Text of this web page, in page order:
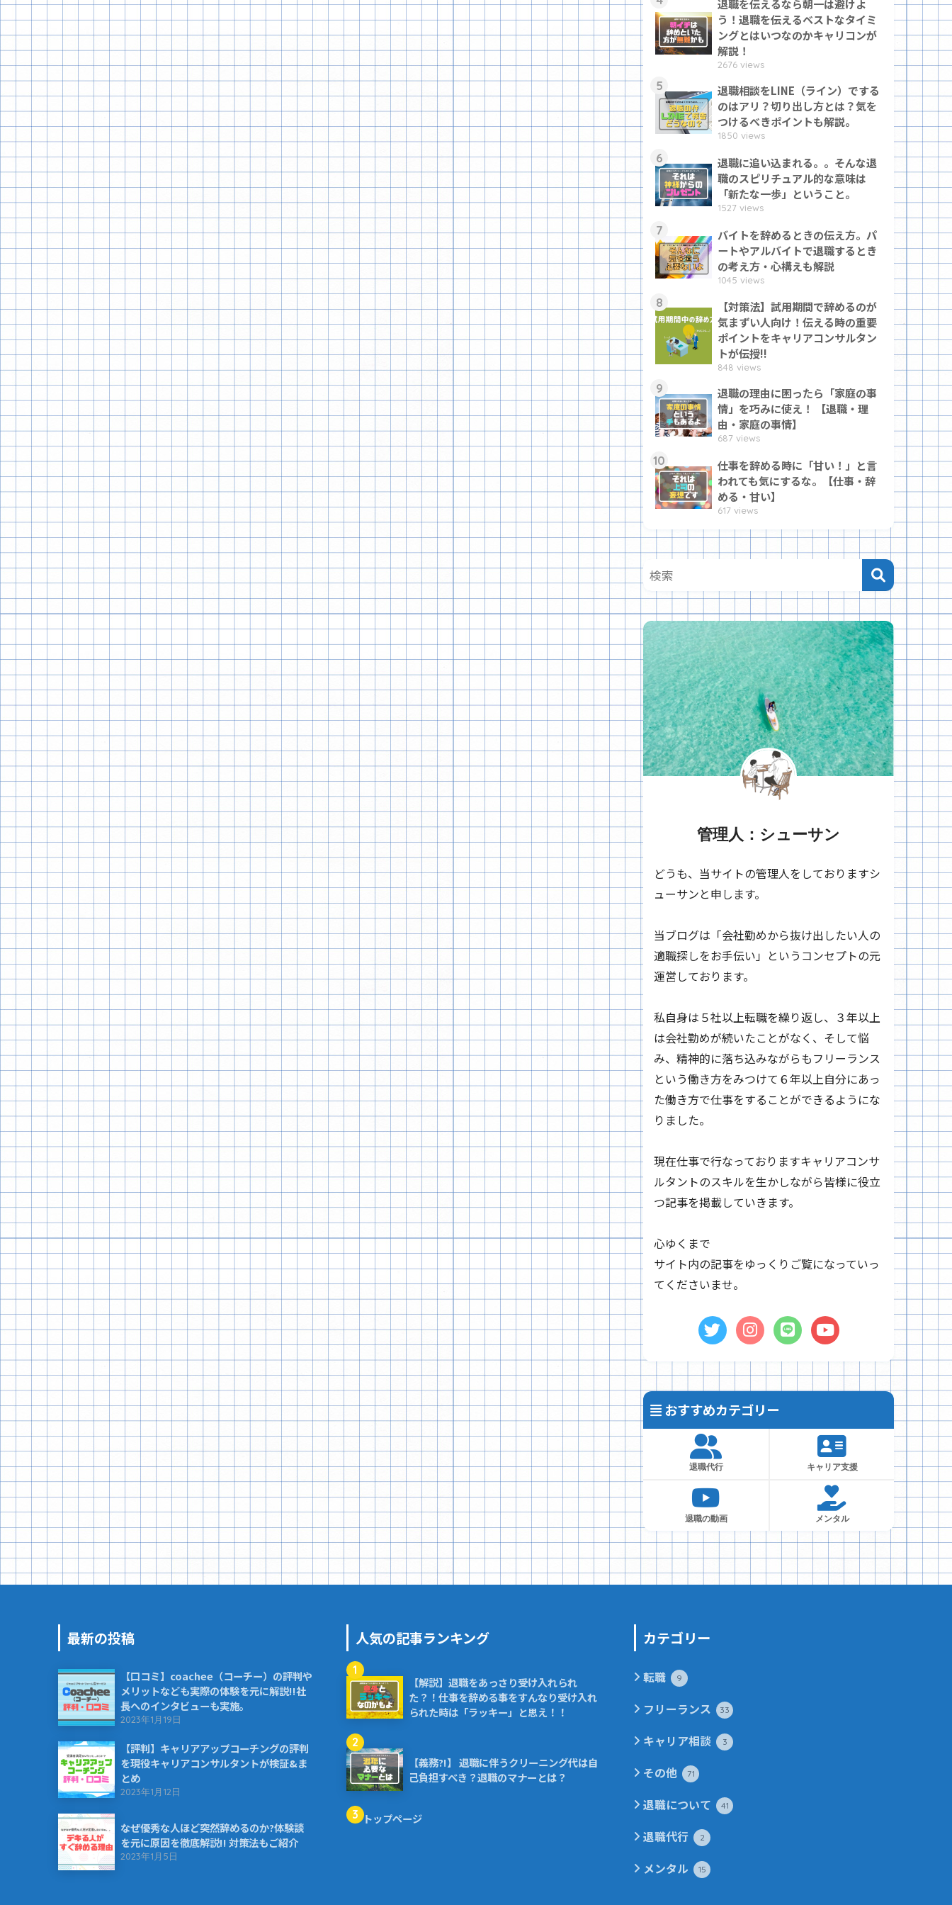
退職を伝えるなら朝一は避けよ
う！退職を伝えるベストなタイミ
ングとはいつなのかキャリコンが
解説！
2676 views
5
退職相談をLINE（ライン）でする
のはアリ？切り出し方とは？気を
つけるべきポイントも解説。
1850 views
6
退職に追い込まれる。。そんな退
職のスピリチュアル的な意味は
「新たな一歩」ということ。
1527 views
7
バイトを辞めるときの伝え方。パ
ートやアルバイトで退職するとき
の考え方・心構えも解説
1045 views
8
【対策法】試用期間で辞めるのが
気まずい人向け！伝える時の重要
ポイントをキャリアコンサルタン
トが伝授!!
848 views
9
退職の理由に困ったら「家庭の事
情」を巧みに使え！ 【退職・理
由・家庭の事情】
687 views
10
仕事を辞める時に「甘い！」と言
われても気にするな。【仕事・辞
める・甘い】
617 views
管理人：シューサン
どうも、当サイトの管理人をしておりますシ
ューサンと申します。
当ブログは「会社勤めから抜け出したい人の
適職探しをお手伝い」というコンセプトの元
運営しております。
私自身は５社以上転職を繰り返し、３年以上
は会社勤めが続いたことがなく、そして悩
み、精神的に落ち込みながらもフリーランス
という働き方をみつけて６年以上自分にあっ
た働き方で仕事をすることができるようにな
りました。
現在仕事で行なっておりますキャリアコンサ
ルタントのスキルを生かしながら皆様に役立
つ記事を掲載していきます。
心ゆくまで
サイト内の記事をゆっくりご覧になっていっ
てくださいませ。
おすすめカテゴリー
退職代行 キャリア支援
退職の動画 メンタル
最新の投稿
【口コミ】coachee（コーチー）の評判や
メリットなども実際の体験を元に解説!!社
長へのインタビューも実施。
2023年1月19日
【評判】キャリアアップコーチングの評判
を現役キャリアコンサルタントが検証&ま
とめ
2023年1月12日
なぜ優秀な人ほど突然辞めるのか?体験談
を元に原因を徹底解説!! 対策法もご紹介
2023年1月5日
人気の記事ランキング
1
【解説】退職をあっさり受け入れられ
た？！仕事を辞める事をすんなり受け入れ
られた時は「ラッキー」と思え！！
2
【義務?!】 退職に伴うクリーニング代は自
己負担すべき？退職のマナーとは？
3 トップページ
カテゴリー
転職 9
フリーランス 33
キャリア相談 3
その他 71
退職について 41
退職代行 2
メンタル 15